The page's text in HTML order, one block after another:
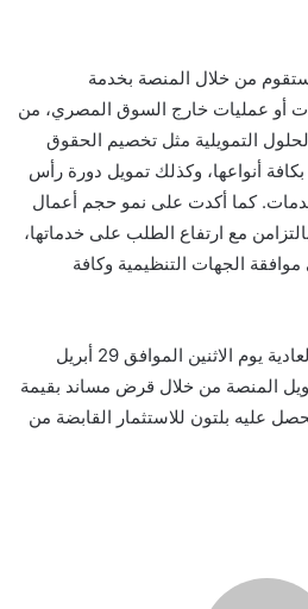
من خلال المنصة بخدمة
أو عمليات خارج السوق المصري، من
التمويلية مثل تخصيم الحقوق
بكافة أنواعها، وكذلك تمويل دورة رأس
كما أكدت على نمو حجم أعمال
مع ارتفاع الطلب على خدماتها،
الجهات التنظيمية وكافة
وقد انعقدت الجمعية العامة العادية يوم الاثنين الموافق 29 أبريل
تمويل المنصة من خلال قرض مساند بقيمة
عليه بلتون للاستثمار القابضة من